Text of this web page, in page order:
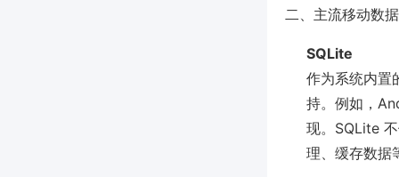
二、主流移动数
SQLite
作为系统内置
持。例如，
现。SQLite
理、缓存数据